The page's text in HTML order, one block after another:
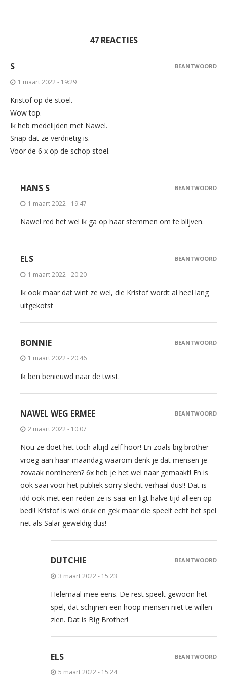
47 REACTIES
S
1 maart 2022 - 19:29
Kristof op de stoel.
Wow top.
Ik heb medelijden met Nawel.
Snap dat ze verdrietig is.
Voor de 6 x op de schop stoel.
BEANTWOORD
HANS S
1 maart 2022 - 19:47
Nawel red het wel ik ga op haar stemmen om te blijven.
BEANTWOORD
ELS
1 maart 2022 - 20:20
Ik ook maar dat wint ze wel, die Kristof wordt al heel lang
uitgekotst
BEANTWOORD
BONNIE
1 maart 2022 - 20:46
Ik ben benieuwd naar de twist.
BEANTWOORD
NAWEL WEG ERMEE
2 maart 2022 - 10:07
Nou ze doet het toch altijd zelf hoor! En zoals big brother
vroeg aan haar maandag waarom denk je dat mensen je
zovaak nomineren? 6x heb je het wel naar gemaakt! En is
ook saai voor het publiek sorry slecht verhaal dus!! Dat is
idd ook met een reden ze is saai en ligt halve tijd alleen op
bed!! Kristof is wel druk en gek maar die speelt echt het spel
net als Salar geweldig dus!
BEANTWOORD
DUTCHIE
3 maart 2022 - 15:23
Helemaal mee eens. De rest speelt gewoon het
spel, dat schijnen een hoop mensen niet te willen
zien. Dat is Big Brother!
BEANTWOORD
ELS
5 maart 2022 - 15:24
BEANTWOORD